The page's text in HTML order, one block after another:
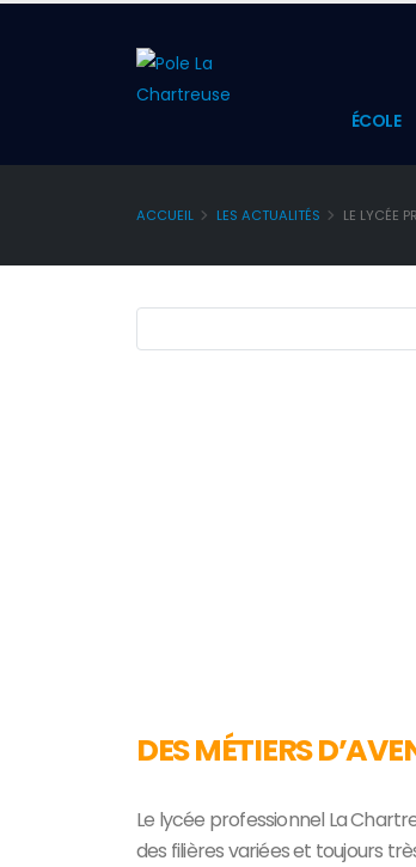
ÉCOLE
ACCUEIL LES ACTUALITÉS LE LYCÉE
DES MÉTIERS
Le lycée professionnel La
des filières variées et toujours